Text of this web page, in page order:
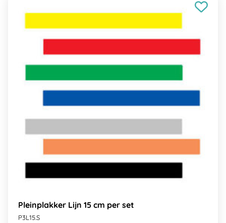
Pleinplakker Lijn 15 cm per set
P3L15.S